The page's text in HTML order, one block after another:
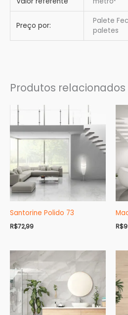
Preço por:
Palete
paletes
Produtos relacionados
Santorine Polido 73
R$72,99 R$